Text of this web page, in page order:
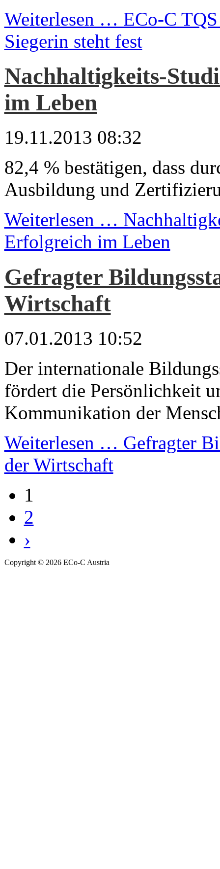
Weiterlesen … ECo-C
Siegerin steht fest
Nachhaltigkeits-
im Leben
19.11.2013 08:32
82,4 % bestätigen, dass
Ausbildung und
Weiterlesen …
Erfolgreich im Leben
Gefragter
Wirtschaft
07.01.2013 10:52
Der internationale
fördert die Persönlichkeit
Kommunikation der
Weiterlesen … Gefragter
der Wirtschaft
1
2
›
Copyright © 2026 ECo-C Austria